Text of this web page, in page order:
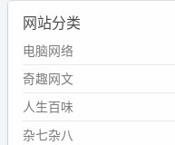
网站分类
电脑网络
奇趣网文
人生百味
杂七杂八